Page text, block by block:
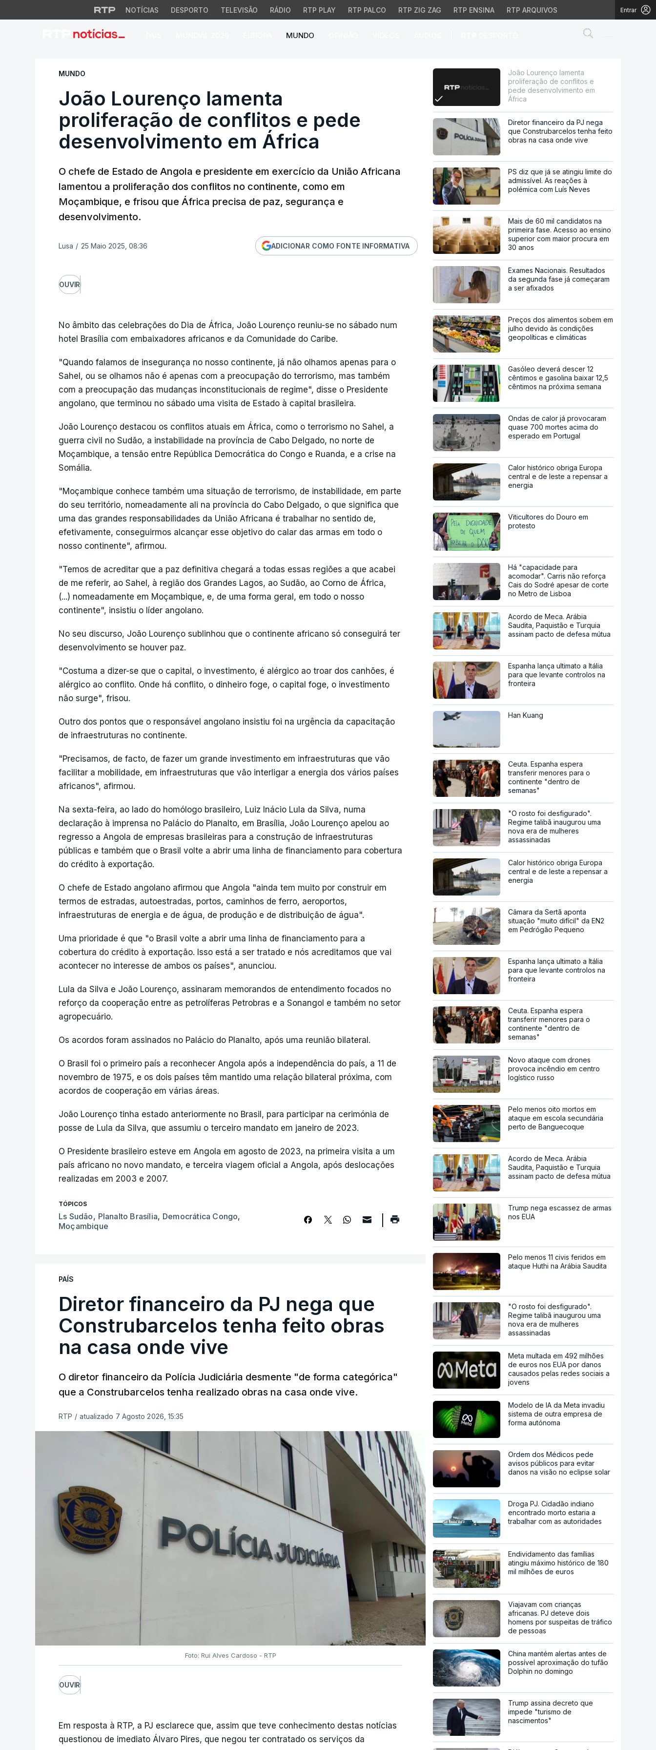
NOTÍCIAS DESPORTO TELEVISÃO RÁDIO RTP PLAY RTP PALCO RTP ZIG ZAG RTP ENSINA RTP ARQUIVOS Entrar
MUNDO
João Lourenço lamenta proliferação de conflitos e pede
MUNDO
João Lourenço lamenta
proliferação de conflitos e pede
desenvolvimento em África
O chefe de Estado de Angola e presidente em exercício da União Africana
lamentou a proliferação dos conflitos no continente, como em
Moçambique, e frisou que África precisa de paz, segurança e
desenvolvimento.
Lusa / 25 Maio 2025, 08:36 ADICIONAR COMO FONTE INFORMATIVA
OUVIR
No âmbito das celebrações do Dia de África, João Lourenço reuniu-se no sábado num
hotel Brasília com embaixadores africanos e da Comunidade do Caribe.
"Quando falamos de insegurança no nosso continente, já não olhamos apenas para o
Sahel, ou se olhamos não é apenas com a preocupação do terrorismo, mas também
com a preocupação das mudanças inconstitucionais de regime", disse o Presidente
angolano, que terminou no sábado uma visita de Estado à capital brasileira.
João Lourenço destacou os conflitos atuais em África, como o terrorismo no Sahel, a
guerra civil no Sudão, a instabilidade na província de Cabo Delgado, no norte de
Moçambique, a tensão entre República Democrática do Congo e Ruanda, e a crise na
Somália.
"Moçambique conhece também uma situação de terrorismo, de instabilidade, em parte
do seu território, nomeadamente ali na província do Cabo Delgado, o que significa que
uma das grandes responsabilidades da União Africana é trabalhar no sentido de,
efetivamente, conseguirmos alcançar esse objetivo do calar das armas em todo o
nosso continente", afirmou.
"Temos de acreditar que a paz definitiva chegará a todas essas regiões a que acabei
de me referir, ao Sahel, à região dos Grandes Lagos, ao Sudão, ao Corno de África,
(...) nomeadamente em Moçambique, e, de uma forma geral, em todo o nosso
continente", insistiu o líder angolano.
No seu discurso, João Lourenço sublinhou que o continente africano só conseguirá ter
desenvolvimento se houver paz.
"Costuma a dizer-se que o capital, o investimento, é alérgico ao troar dos canhões, é
alérgico ao conflito. Onde há conflito, o dinheiro foge, o capital foge, o investimento
não surge", frisou.
Outro dos pontos que o responsável angolano insistiu foi na urgência da capacitação
de infraestruturas no continente.
"Precisamos, de facto, de fazer um grande investimento em infraestruturas que vão
facilitar a mobilidade, em infraestruturas que vão interligar a energia dos vários países
africanos", afirmou.
Na sexta-feira, ao lado do homólogo brasileiro, Luiz Inácio Lula da Silva, numa
declaração à imprensa no Palácio do Planalto, em Brasília, João Lourenço apelou ao
regresso a Angola de empresas brasileiras para a construção de infraestruturas
públicas e também que o Brasil volte a abrir uma linha de financiamento para cobertura
do crédito à exportação.
O chefe de Estado angolano afirmou que Angola "ainda tem muito por construir em
termos de estradas, autoestradas, portos, caminhos de ferro, aeroportos,
infraestruturas de energia e de água, de produção e de distribuição de água".
Uma prioridade é que "o Brasil volte a abrir uma linha de financiamento para a
cobertura do crédito à exportação. Isso está a ser tratado e nós acreditamos que vai
acontecer no interesse de ambos os países", anunciou.
Lula da Silva e João Lourenço, assinaram memorandos de entendimento focados no
reforço da cooperação entre as petrolíferas Petrobras e a Sonangol e também no setor
agropecuário.
Os acordos foram assinados no Palácio do Planalto, após uma reunião bilateral.
O Brasil foi o primeiro país a reconhecer Angola após a independência do país, a 11 de
novembro de 1975, e os dois países têm mantido uma relação bilateral próxima, com
acordos de cooperação em várias áreas.
João Lourenço tinha estado anteriormente no Brasil, para participar na cerimónia de
posse de Lula da Silva, que assumiu o terceiro mandato em janeiro de 2023.
O Presidente brasileiro esteve em Angola em agosto de 2023, na primeira visita a um
país africano no novo mandato, e terceira viagem oficial a Angola, após deslocações
realizadas em 2003 e 2007.
TÓPICOS
Ls Sudão, Planalto Brasília, Democrática Congo,
Moçambique
PAÍS
Diretor financeiro da PJ nega que
Construbarcelos tenha feito obras
na casa onde vive
O diretor financeiro da Polícia Judiciária desmente "de forma categórica"
que a Construbarcelos tenha realizado obras na casa onde vive.
RTP / atualizado 7 Agosto 2026, 15:35
Foto: Rui Alves Cardoso - RTP
OUVIR
Em resposta à RTP, a PJ esclarece que, assim que teve conhecimento destas notícias
questionou de imediato Álvaro Pires, que negou ter contratado os serviços da
João Lourenço lamenta
proliferação de conflitos e
pede desenvolvimento em
África
Diretor financeiro da PJ nega
que Construbarcelos tenha feito
obras na casa onde vive
PS diz que já se atingiu limite do
admissível. As reações à
polémica com Luís Neves
Mais de 60 mil candidatos na
primeira fase. Acesso ao ensino
superior com maior procura em
30 anos
Exames Nacionais. Resultados
da segunda fase já começaram
a ser afixados
Preços dos alimentos sobem em
julho devido às condições
geopolíticas e climáticas
Gasóleo deverá descer 12
cêntimos e gasolina baixar 12,5
cêntimos na próxima semana
Ondas de calor já provocaram
quase 700 mortes acima do
esperado em Portugal
Calor histórico obriga Europa
central e de leste a repensar a
energia
Viticultores do Douro em
protesto
Há "capacidade para
acomodar". Carris não reforça
Cais do Sodré apesar de corte
no Metro de Lisboa
Acordo de Meca. Arábia
Saudita, Paquistão e Turquia
assinam pacto de defesa mútua
Espanha lança ultimato a Itália
para que levante controlos na
fronteira
Han Kuang
Ceuta. Espanha espera
transferir menores para o
continente "dentro de
semanas"
"O rosto foi desfigurado".
Regime talibã inaugurou uma
nova era de mulheres
assassinadas
Calor histórico obriga Europa
central e de leste a repensar a
energia
Câmara da Sertã aponta
situação "muito difícil" da EN2
em Pedrógão Pequeno
Espanha lança ultimato a Itália
para que levante controlos na
fronteira
Ceuta. Espanha espera
transferir menores para o
continente "dentro de
semanas"
Novo ataque com drones
provoca incêndio em centro
logístico russo
Pelo menos oito mortos em
ataque em escola secundária
perto de Banguecoque
Acordo de Meca. Arábia
Saudita, Paquistão e Turquia
assinam pacto de defesa mútua
Trump nega escassez de armas
nos EUA
Pelo menos 11 civis feridos em
ataque Huthi na Arábia Saudita
"O rosto foi desfigurado".
Regime talibã inaugurou uma
nova era de mulheres
assassinadas
Meta multada em 492 milhões
de euros nos EUA por danos
causados pelas redes sociais a
jovens
Modelo de IA da Meta invadiu
sistema de outra empresa de
forma autónoma
Ordem dos Médicos pede
avisos públicos para evitar
danos na visão no eclipse solar
Droga PJ. Cidadão indiano
encontrado morto estaria a
trabalhar com as autoridades
Endividamento das famílias
atingiu máximo histórico de 180
mil milhões de euros
Viajavam com crianças
africanas. PJ deteve dois
homens por suspeitas de tráfico
de pessoas
China mantém alertas antes de
possível aproximação do tufão
Dolphin no domingo
Trump assina decreto que
impede "turismo de
nascimentos"